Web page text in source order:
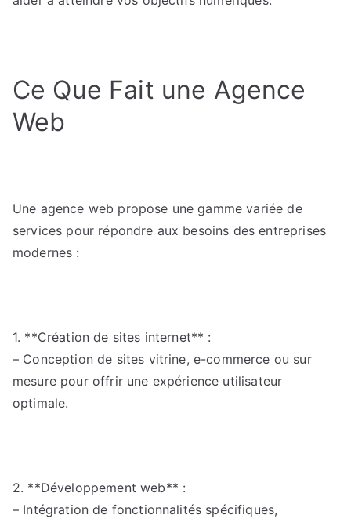
une
Ce Que Fait une Agence
Web
Une agence web propose une gamme variée de
services pour répondre aux besoins des entreprises
modernes :
1. **Création de sites internet** :
– Conception de sites vitrine, e-commerce ou sur
mesure pour offrir une expérience utilisateur
optimale.
2. **Développement web** :
– Intégration de fonctionnalités spécifiques,